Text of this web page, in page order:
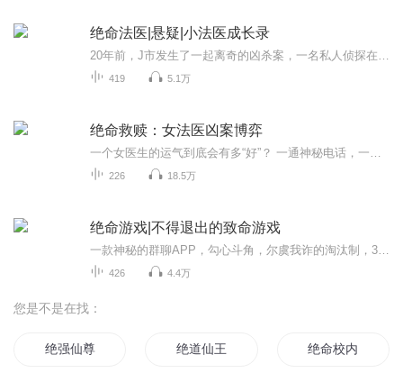
绝命法医|悬疑|小法医成长录
419 5.1万
绝命救赎：女法医凶案博弈
226 18.5万
绝命游戏|不得退出的致命游戏
426 4.4万
您是不是在找：
绝强仙尊 绝道仙王 绝命校内